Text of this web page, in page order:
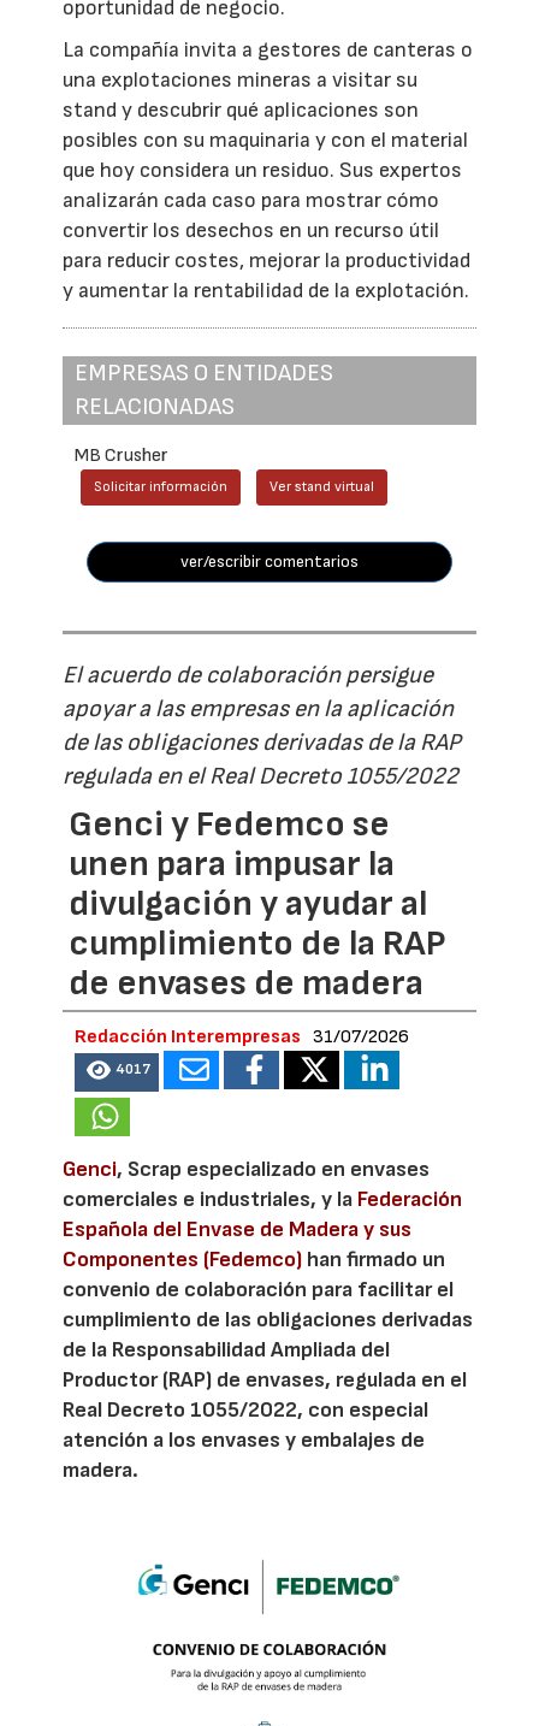
oportunidad de negocio.
La compañía invita a gestores de canteras o
una explotaciones mineras a visitar su
stand y descubrir qué aplicaciones son
posibles con su maquinaria y con el material
que hoy considera un residuo. Sus expertos
analizarán cada caso para mostrar cómo
convertir los desechos en un recurso útil
para reducir costes, mejorar la productividad
y aumentar la rentabilidad de la explotación.
EMPRESAS O ENTIDADES
RELACIONADAS
MB Crusher
Solicitar información Ver stand virtual
ver/escribir comentarios
El acuerdo de colaboración persigue
apoyar a las empresas en la aplicación
de las obligaciones derivadas de la RAP
regulada en el Real Decreto 1055/2022
Genci y Fedemco se
unen para impusar la
divulgación y ayudar al
cumplimiento de la RAP
de envases de madera
Redacción Interempresas 31/07/2026
4017
Genci, Scrap especializado en envases
comerciales e industriales, y la Federación
Española del Envase de Madera y sus
Componentes (Fedemco) han firmado un
convenio de colaboración para facilitar el
cumplimiento de las obligaciones derivadas
de la Responsabilidad Ampliada del
Productor (RAP) de envases, regulada en el
Real Decreto 1055/2022, con especial
atención a los envases y embalajes de
madera.